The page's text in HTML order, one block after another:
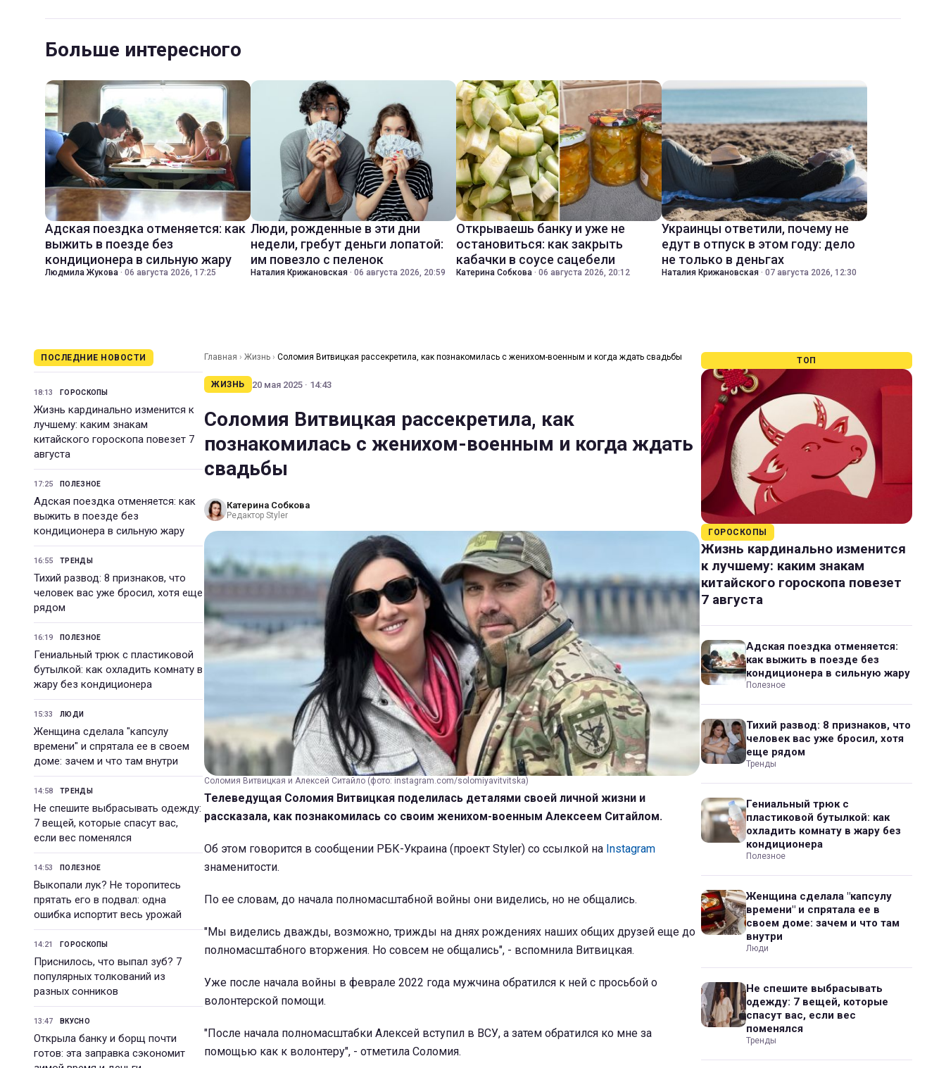
Больше интересного
Адская поездка отменяется: как
выжить в поезде без
кондиционера в сильную жару
Людмила Жукова · 06 августа 2026, 17:25
Люди, рожденные в эти дни
недели, гребут деньги лопатой:
им повезло с пеленок
Наталия Крижановская · 06 августа 2026, 20:59
Открываешь банку и уже не
остановиться: как закрыть
кабачки в соусе сацебели
Катерина Собкова · 06 августа 2026, 20:12
Украинцы ответили, почему не
едут в отпуск в этом году: дело
не только в деньгах
Наталия Крижановская · 07 августа 2026, 12:30
ПОСЛЕДНИЕ НОВОСТИ
18:13 ГОРОСКОПЫ
Жизнь кардинально изменится к
лучшему: каким знакам
китайского гороскопа повезет 7
августа
17:25 ПОЛЕЗНОЕ
Адская поездка отменяется: как
выжить в поезде без
кондиционера в сильную жару
16:55 ТРЕНДЫ
Тихий развод: 8 признаков, что
человек вас уже бросил, хотя еще
рядом
16:19 ПОЛЕЗНОЕ
Гениальный трюк с пластиковой
бутылкой: как охладить комнату в
жару без кондиционера
15:33 ЛЮДИ
Женщина сделала "капсулу
времени" и спрятала ее в своем
доме: зачем и что там внутри
14:58 ТРЕНДЫ
Не спешите выбрасывать одежду:
7 вещей, которые спасут вас,
если вес поменялся
14:53 ПОЛЕЗНОЕ
Выкопали лук? Не торопитесь
прятать его в подвал: одна
ошибка испортит весь урожай
14:21 ГОРОСКОПЫ
Приснилось, что выпал зуб? 7
популярных толкований из
разных сонников
13:47 ВКУСНО
Открыла банку и борщ почти
готов: эта заправка сэкономит
Главная › Жизнь › Соломия Витвицкая рассекретила, как познакомилась с женихом-военным и когда ждать свадьбы
ЖИЗНЬ 20 мая 2025 · 14:43
Соломия Витвицкая рассекретила, как
познакомилась с женихом-военным и когда ждать
свадьбы
Катерина Собкова
Редактор Styler
Соломия Витвицкая и Алексей Ситайло (фото: instagram.com/solomiyavitvitska)
Телеведущая Соломия Витвицкая поделилась деталями своей личной жизни и
рассказала, как познакомилась со своим женихом-военным Алексеем Ситайлом.
Об этом говорится в сообщении РБК-Украина (проект Styler) со ссылкой на Instagram
знаменитости.
По ее словам, до начала полномасштабной войны они виделись, но не общались.
"Мы виделись дважды, возможно, трижды на днях рождениях наших общих друзей еще до
полномасштабного вторжения. Но совсем не общались", - вспомнила Витвицкая.
Уже после начала войны в феврале 2022 года мужчина обратился к ней с просьбой о
волонтерской помощи.
"После начала полномасштабки Алексей вступил в ВСУ, а затем обратился ко мне за
помощью как к волонтеру", - отметила Соломия.
ТОП
ГОРОСКОПЫ
Жизнь кардинально изменится
к лучшему: каким знакам
китайского гороскопа повезет
7 августа
Адская поездка отменяется:
как выжить в поезде без
кондиционера в сильную жару
Полезное
Тихий развод: 8 признаков, что
человек вас уже бросил, хотя
еще рядом
Тренды
Гениальный трюк с
пластиковой бутылкой: как
охладить комнату в жару без
кондиционера
Полезное
Женщина сделала "капсулу
времени" и спрятала ее в
своем доме: зачем и что там
внутри
Люди
Не спешите выбрасывать
одежду: 7 вещей, которые
спасут вас, если вес
поменялся
Тренды